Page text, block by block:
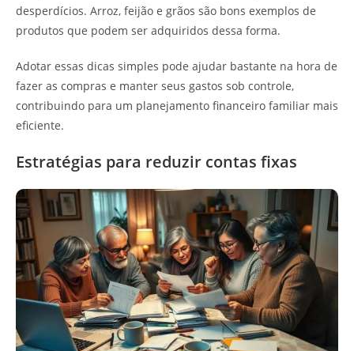
desperdícios. Arroz, feijão e grãos são bons exemplos de
produtos que podem ser adquiridos dessa forma.
Adotar essas dicas simples pode ajudar bastante na hora de
fazer as compras e manter seus gastos sob controle,
contribuindo para um planejamento financeiro familiar mais
eficiente.
Estratégias para reduzir contas fixas